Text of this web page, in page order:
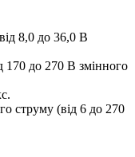
8,0 до 36,0 В
170 до 270 В змінного
струму (від 6 до 270